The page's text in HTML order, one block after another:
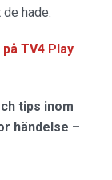
hade.
TV4 Play
tips inom
händelse –